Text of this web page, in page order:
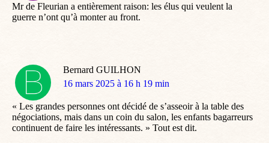
Mr de Fleurian a entièrement raison: les élus qui veulent la
guerre n’ont qu’à monter au front.
Bernard GUILHON
dit
16 mars 2025 à 16 h 19 min
« Les grandes personnes ont décidé de s’asseoir à la table des
négociations, mais dans un coin du salon, les enfants bagarreurs
continuent de faire les intéressants. » Tout est dit.